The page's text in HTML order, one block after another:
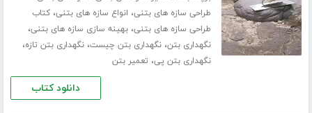
طراحی سازه های بتنی، انواع سازه های بتنی،کتاب
طراحی سازه های بتنی،بهینه سازی سازه های بتنی،
نگهداری بتن،نگهداری بتن چیست،نگهداری بتن تازه،
نگهداری بتن پی، تعمیر بتن
دانلود کتاب